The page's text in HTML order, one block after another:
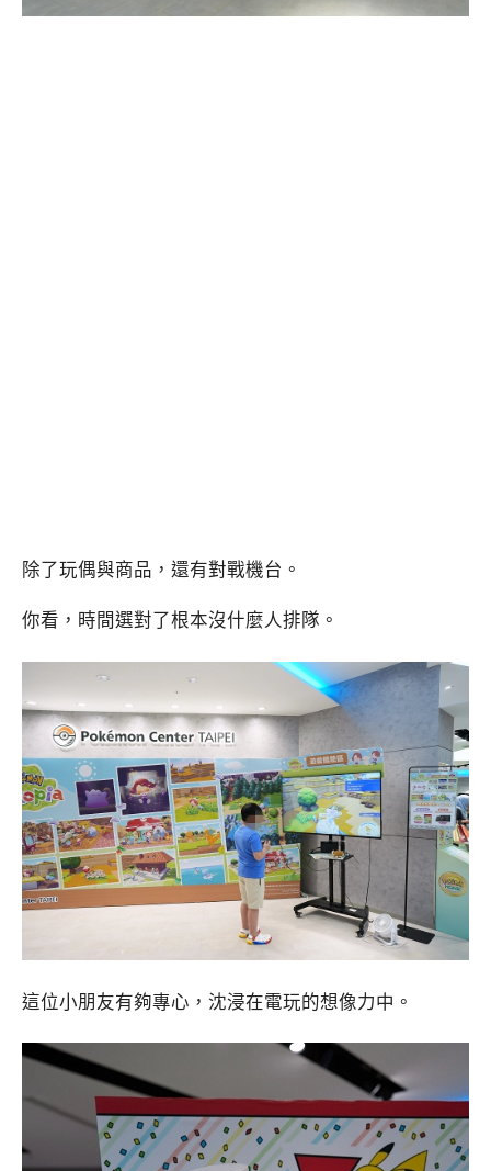
除了玩偶與商品，還有對戰機台。
你看，時間選對了根本沒什麼人排隊。
這位小朋友有夠專心，沈浸在電玩的想像力中。